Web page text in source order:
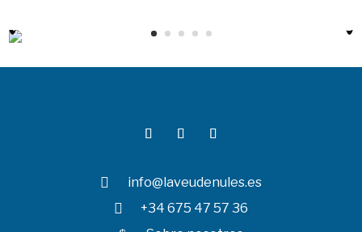
 info@laveudenules.es
 +34 675 47 57 36